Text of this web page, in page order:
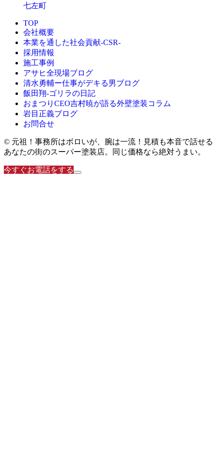
七左町
TOP
会社概要
本業を通した社会貢献-CSR-
採用情報
施工事例
アサヒ全現場ブログ
清水勇輔ー仕事がデキる男ブログ
飯田翔-ゴリラの日記
おまつりCEO吉村暁が語る外壁塗装コラム
岩目正義ブログ
お問合せ
© 元祖！事務所はボロいが、腕は一流！見積も本音で話せる
あなたの街のスーパー塗装店。同じ価格なら絶対うまい。
今すぐお電話をする